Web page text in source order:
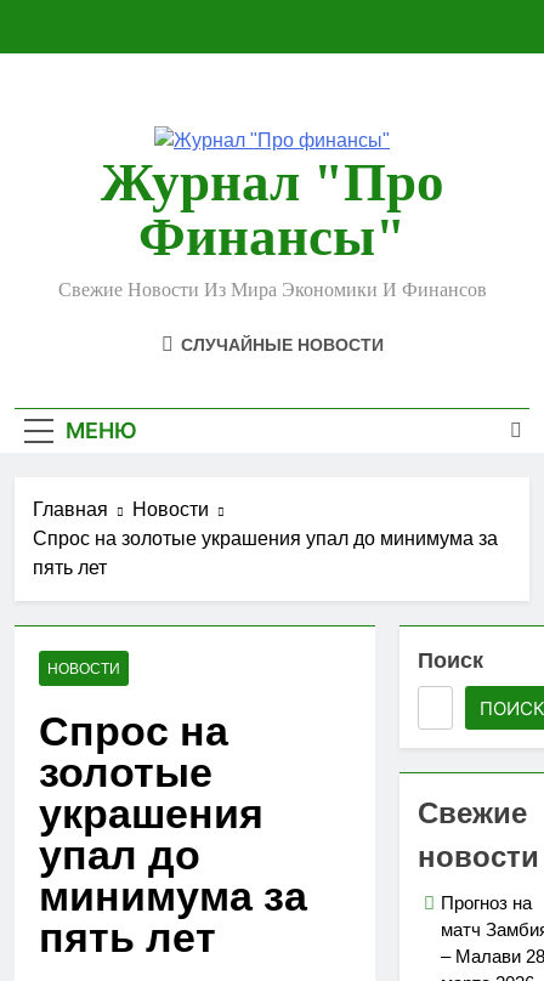
Журнал "Про
Финансы"
Свежие Новости Из Мира Экономики И Финансов
СЛУЧАЙНЫЕ НОВОСТИ
МЕНЮ
Главная
Новости
Спрос на золотые украшения упал до минимума за
пять лет
НОВОСТИ
Спрос на
золотые
украшения
упал до
минимума за
пять лет
Поиск
ПОИСК
Свежие
новости
Прогноз на
матч
– Малави 28